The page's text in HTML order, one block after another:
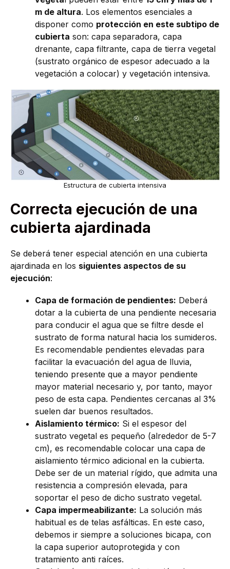
m de altura. Los elementos esenciales a
disponer como protección en este subtipo de
cubierta son: capa separadora, capa
drenante, capa filtrante, capa de tierra vegetal
(sustrato orgánico de espesor adecuado a la
vegetación a colocar) y vegetación intensiva.
Estructura de cubierta intensiva
Correcta ejecución de una
cubierta ajardinada
Se deberá tener especial atención en una cubierta
ajardinada en los siguientes aspectos de su
ejecución:
Capa de formación de pendientes: Deberá
dotar a la cubierta de una pendiente necesaria
para conducir el agua que se filtre desde el
sustrato de forma natural hacia los sumideros.
Es recomendable pendientes elevadas para
facilitar la evacuación del agua de lluvia,
teniendo presente que a mayor pendiente
mayor material necesario y, por tanto, mayor
peso de esta capa. Pendientes cercanas al 3%
suelen dar buenos resultados.
Aislamiento térmico: Si el espesor del
sustrato vegetal es pequeño (alrededor de 5-7
cm), es recomendable colocar una capa de
aislamiento térmico adicional en la cubierta.
Debe ser de un material rígido, que admita una
resistencia a compresión elevada, para
soportar el peso de dicho sustrato vegetal.
Capa impermeabilizante: La solución más
habitual es de telas asfálticas. En este caso,
debemos ir siempre a soluciones bicapa, con
la capa superior autoprotegida y con
tratamiento anti raíces.